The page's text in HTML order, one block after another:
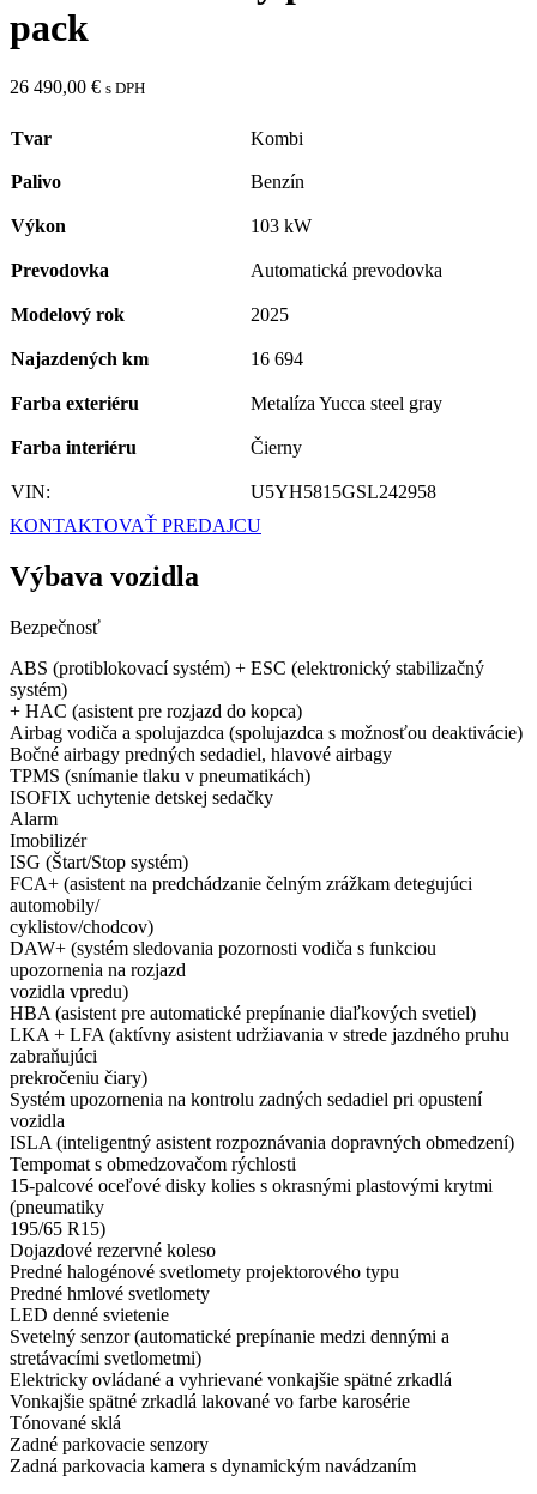
pack
26 490,00 € s DPH
Tvar Kombi
Palivo Benzín
Výkon 103 kW
Prevodovka Automatická prevodovka
Modelový rok 2025
Najazdených km 16 694
Farba exteriéru Metalíza Yucca steel gray
Farba interiéru Čierny
VIN:
U5YH5815GSL242958
KONTAKTOVAŤ PREDAJCU
Výbava vozidla
Bezpečnosť
ABS (protiblokovací systém) + ESC (elektronický stabilizačný
systém)
+ HAC (asistent pre rozjazd do kopca)
Airbag vodiča a spolujazdca (spolujazdca s možnosťou deaktivácie)
Bočné airbagy predných sedadiel, hlavové airbagy
TPMS (snímanie tlaku v pneumatikách)
ISOFIX uchytenie detskej sedačky
Alarm
Imobilizér
ISG (Štart/Stop systém)
FCA+ (asistent na predchádzanie čelným zrážkam detegujúci
automobily/
cyklistov/chodcov)
DAW+ (systém sledovania pozornosti vodiča s funkciou
upozornenia na rozjazd
vozidla vpredu)
HBA (asistent pre automatické prepínanie diaľkových svetiel)
LKA + LFA (aktívny asistent udržiavania v strede jazdného pruhu
zabraňujúci
prekročeniu čiary)
Systém upozornenia na kontrolu zadných sedadiel pri opustení
vozidla
ISLA (inteligentný asistent rozpoznávania dopravných obmedzení)
Tempomat s obmedzovačom rýchlosti
15-palcové oceľové disky kolies s okrasnými plastovými krytmi
(pneumatiky
195/65 R15)
Dojazdové rezervné koleso
Predné halogénové svetlomety projektorového typu
Predné hmlové svetlomety
LED denné svietenie
Svetelný senzor (automatické prepínanie medzi dennými a
stretávacími svetlometmi)
Elektricky ovládané a vyhrievané vonkajšie spätné zrkadlá
Vonkajšie spätné zrkadlá lakované vo farbe karosérie
Tónované sklá
Zadné parkovacie senzory
Zadná parkovacia kamera s dynamickým navádzaním